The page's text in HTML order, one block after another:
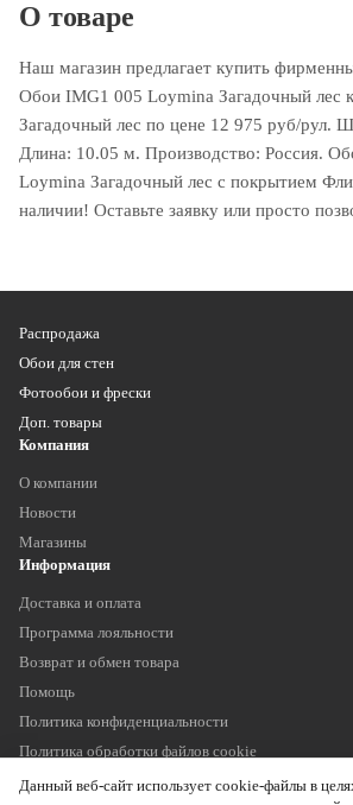
О товаре
Наш магазин предлагает купить
Обои IMG1 005 Loymina Загадочный лес
Загадочный лес по цене 12 975 руб/рул.
Длина: 10.05 м. Производство: Россия.
Loymina Загадочный лес с покрытием
наличии! Оставьте заявку или просто
Распродажа
Обои для стен
Фотообои и фрески
Доп. товары
Компания
О компании
Новости
Магазины
Информация
Доставка и оплата
Программа лояльности
Возврат и обмен товара
Помощь
Политика конфиденциальности
Политика обработки файлов cookie
Данный веб-сайт использует cookie-файлы в